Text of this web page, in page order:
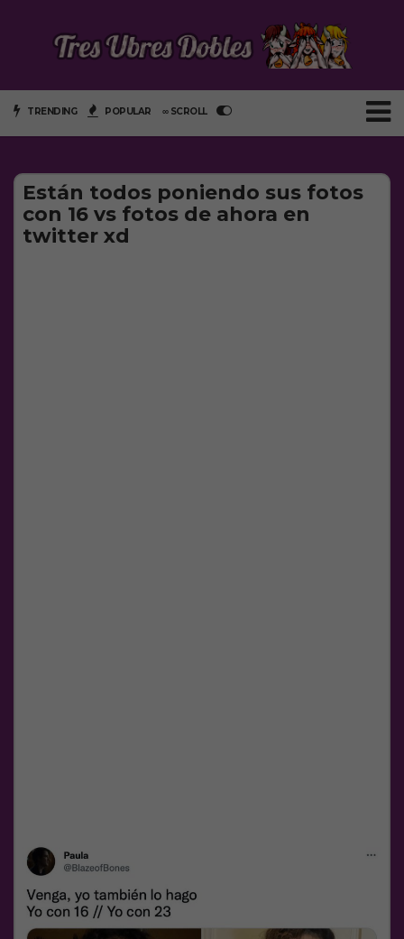
TRENDING POPULAR ∞ SCROLL
Están todos poniendo sus fotos
con 16 vs fotos de ahora en
twitter xd